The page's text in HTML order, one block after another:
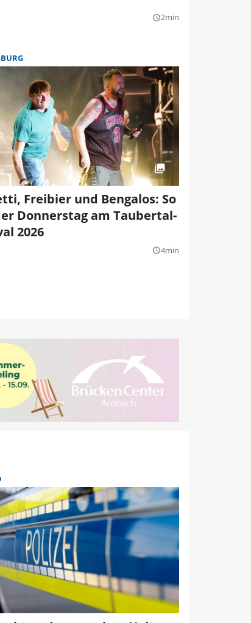
query_builder2min
Freibier und Bengalos: So
Donnerstag am Taubertal-
2026
query_builder4min